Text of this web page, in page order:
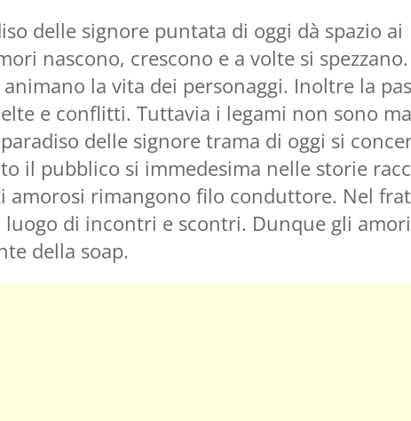
delle signore puntata di oggi dà spazio ai
nascono, crescono e a volte si
la vita dei personaggi. Inoltre la
e conflitti. Tuttavia i legami non sono
delle signore trama di oggi si
il pubblico si immedesima nelle storie
amorosi rimangono filo conduttore. Nel
luogo di incontri e scontri. Dunque gli amori
della soap.